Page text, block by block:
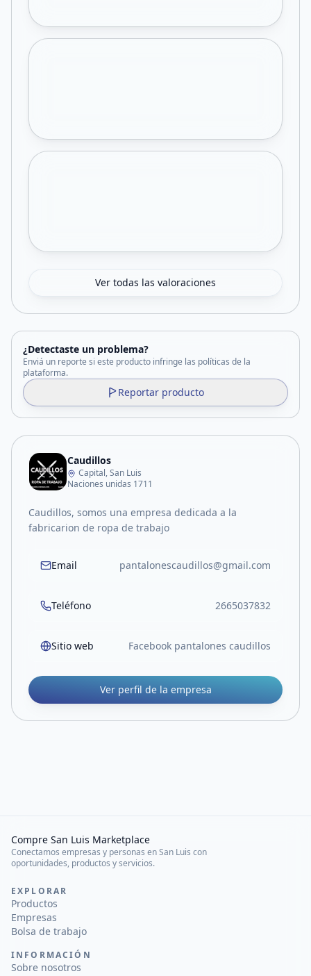
Ver todas las valoraciones
¿Detectaste un problema?
Enviá un reporte si este producto infringe las políticas de la
plataforma.
Reportar producto
Caudillos
Capital, San Luis
Naciones unidas 1711
Caudillos, somos una empresa dedicada a la
fabricarion de ropa de trabajo
Email pantalonescaudillos@gmail.com
Teléfono 2665037832
Sitio web Facebook pantalones caudillos
Ver perfil de la empresa
Compre San Luis Marketplace
Conectamos empresas y personas en San Luis con
oportunidades, productos y servicios.
EXPLORAR
Productos
Empresas
Bolsa de trabajo
INFORMACIÓN
Sobre nosotros